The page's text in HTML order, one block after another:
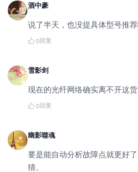
酒中豪
说了半天，也没提具体型号推荐
0回复
雪影剑
现在的光纤网络确实离不开这货
0回复
幽影噬魂
要是能自动分析故障点就更好
猜。